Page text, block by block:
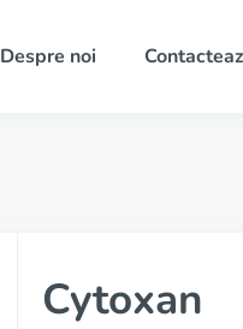
Despre noi
Cytoxan